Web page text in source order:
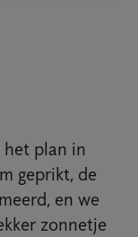
het plan in
geprikt, de
en we
zonnetje